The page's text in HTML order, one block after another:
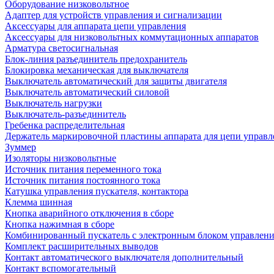
Оборудование низковольтное
Адаптер для устройств управления и сигнализации
Аксессуары для аппарата цепи управления
Аксессуары для низковольтных коммутационных аппаратов
Арматура светосигнальная
Блок-линия разъединитель предохранитель
Блокировка механическая для выключателя
Выключатель автоматический для защиты двигателя
Выключатель автоматический силовой
Выключатель нагрузки
Выключатель-разъединитель
Гребенка распределительная
Держатель маркировочной пластины аппарата для цепи
Зуммер
Изоляторы низковольтные
Источник питания переменного тока
Источник питания постоянного тока
Катушка управления пускателя, контактора
Клемма шинная
Кнопка аварийного отключения в сборе
Кнопка нажимная в сборе
Комбинированный пускатель с электронным блоком
Комплект расширительных выводов
Контакт автоматического выключателя дополнительный
Контакт вспомогательный